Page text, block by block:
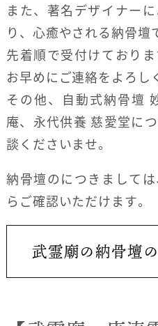
また、著名デザイナー
り、心癒やされる納骨壇
先着順で受付けており
お早めにご連絡をよろし
その他、自動式納骨壇
庵、永代供養 慈愛堂に
談くださいませ。
納骨壇のにつきまして
らご確認いただけます。
武霊廟の納骨壇